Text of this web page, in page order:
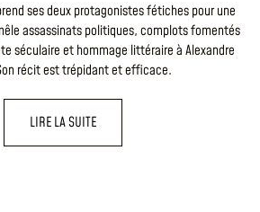
ses deux protagonistes fétiches pour une
assassinats politiques, complots fomentés
séculaire et hommage littéraire à Alexandre
récit est trépidant et efficace.
LIRE LA SUITE